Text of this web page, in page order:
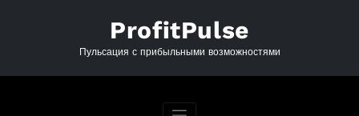
ProfitPulse
Пульсация с прибыльными возможностями